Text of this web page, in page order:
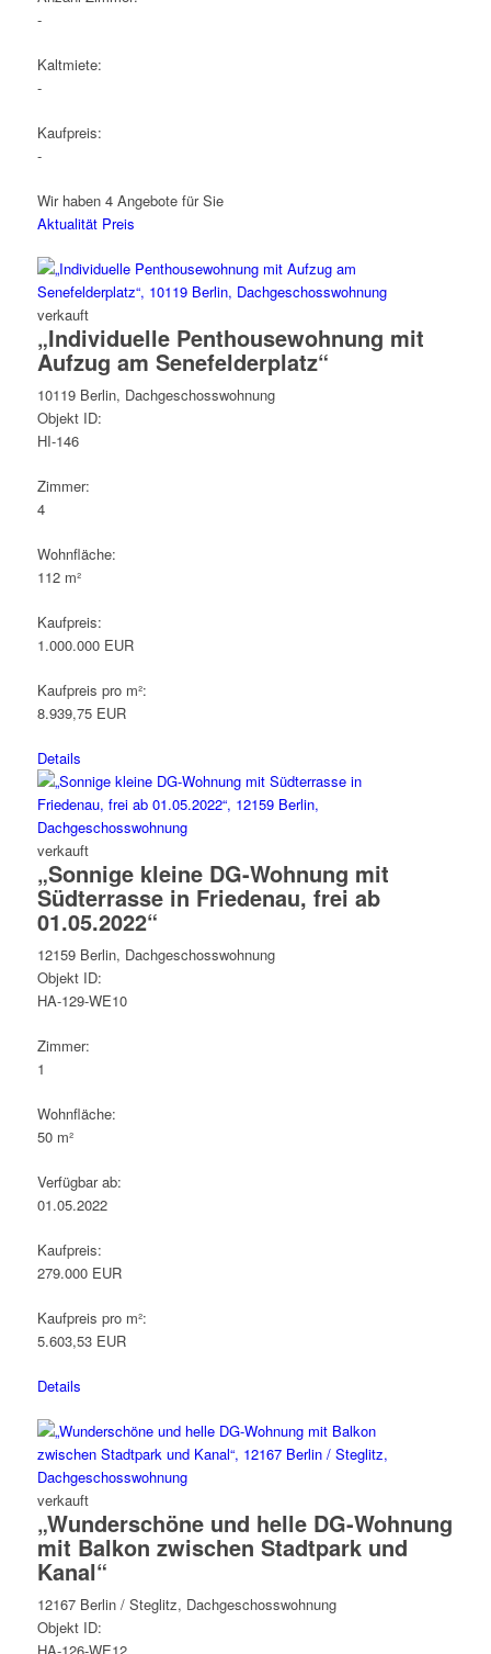
-
Kaltmiete:
-
Kaufpreis:
-
Wir haben 4 Angebote für Sie
Aktualität Preis
verkauft
„Individuelle Penthousewohnung mit
Aufzug am Senefelderplatz“
10119 Berlin, Dachgeschosswohnung
Objekt ID:
HI-146
Zimmer:
4
Wohnfläche:
112 m²
Kaufpreis:
1.000.000 EUR
Kaufpreis pro m²:
8.939,75 EUR
Details
verkauft
„Sonnige kleine DG-Wohnung mit
Südterrasse in Friedenau, frei ab
01.05.2022“
12159 Berlin, Dachgeschosswohnung
Objekt ID:
HA-129-WE10
Zimmer:
1
Wohnfläche:
50 m²
Verfügbar ab:
01.05.2022
Kaufpreis:
279.000 EUR
Kaufpreis pro m²:
5.603,53 EUR
Details
verkauft
„Wunderschöne und helle DG-Wohnung
mit Balkon zwischen Stadtpark und
Kanal“
12167 Berlin / Steglitz, Dachgeschosswohnung
Objekt ID:
HA-126-WE12